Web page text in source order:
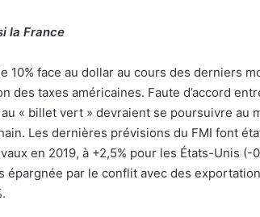
la France
10% face au dollar au cours des derniers
des taxes américaines. Faute d’accord
« billet vert » devraient se poursuivre au
Les dernières prévisions du FMI font
en 2019, à +2,5% pour les États-Unis (-
épargnée par le conflit avec des